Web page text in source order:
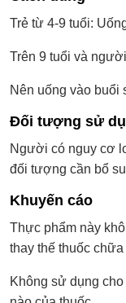
Trẻ từ 4-9 tuổi:
Trên 9 tuổi và
Nên uống vào buổi
Đối tượng sử
Người có nguy cơ
đối tượng cần bổ
Khuyến cáo
Thực phẩm này
thay thế thuốc chữa
Không sử dụng